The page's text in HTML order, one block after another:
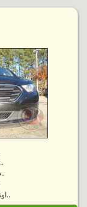
تورس..
سيدان..
اوتوماتك..